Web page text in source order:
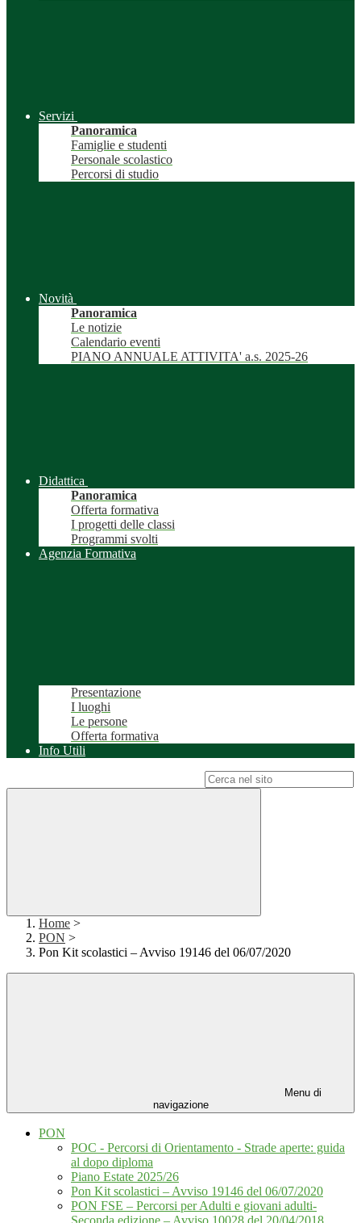
Servizi
Panoramica
Famiglie e studenti
Personale scolastico
Percorsi di studio
Novità
Panoramica
Le notizie
Calendario eventi
PIANO ANNUALE ATTIVITA' a.s. 2025-26
Didattica
Panoramica
Offerta formativa
I progetti delle classi
Programmi svolti
Agenzia Formativa
Presentazione
I luoghi
Le persone
Offerta formativa
Info Utili
Home >
PON >
Pon Kit scolastici – Avviso 19146 del 06/07/2020
Menu di
navigazione
PON
POC - Percorsi di Orientamento - Strade aperte: guida
al dopo diploma
Piano Estate 2025/26
Pon Kit scolastici – Avviso 19146 del 06/07/2020
PON FSE – Percorsi per Adulti e giovani adulti-